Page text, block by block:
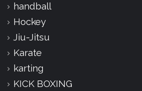
handball
Hockey
Jiu-Jitsu
Karate
karting
KICK BOXING